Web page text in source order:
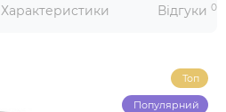
Характеристики Відгуки 0
Топ
Популярний